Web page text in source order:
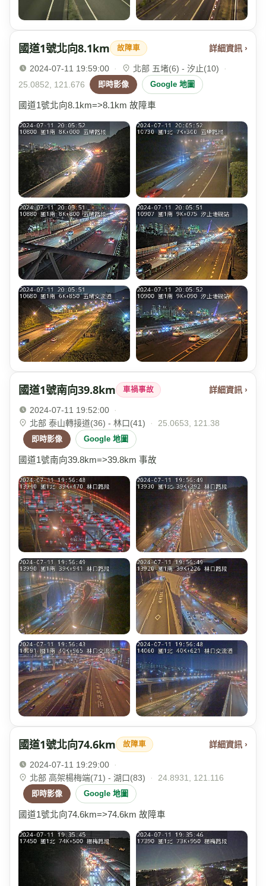
國道1號北向8.1km 故障車 詳細資訊 ›
2024-07-11 19:59:00 · 北部 五堵(6) - 汐止(10)
·
25.0852, 121.676
即時影像 Google 地圖
國道1號北向8.1km=>8.1km 故障車
國道1號南向39.8km 車禍事故 詳細資訊 ›
2024-07-11 19:52:00
·
北部 泰山轉接道(36) - 林口(41)
· 25.0653, 121.38
即時影像 Google 地圖
國道1號南向39.8km=>39.8km 事故
國道1號北向74.6km 故障車 詳細資訊 ›
2024-07-11 19:29:00
·
北部 高架楊梅端(71) - 湖口(83)
· 24.8931, 121.116
即時影像 Google 地圖
國道1號北向74.6km=>74.6km 故障車